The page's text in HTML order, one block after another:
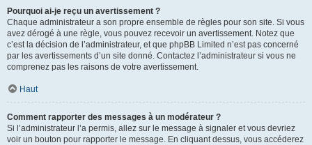
Pourquoi ai-je reçu un avertissement ?
Chaque administrateur a son propre ensemble de règles pour son site. Si vous
avez dérogé à une règle, vous pouvez recevoir un avertissement. Notez que
c’est la décision de l’administrateur, et que phpBB Limited n’est pas concerné
par les avertissements d’un site donné. Contactez l’administrateur si vous ne
comprenez pas les raisons de votre avertissement.
Haut
Comment rapporter des messages à un modérateur ?
Si l’administrateur l’a permis, allez sur le message à signaler et vous devriez
voir un bouton pour rapporter le message. En cliquant dessus, vous accéderez